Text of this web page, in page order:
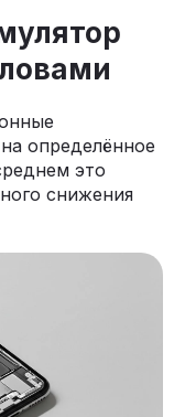
определённое
это
снижения